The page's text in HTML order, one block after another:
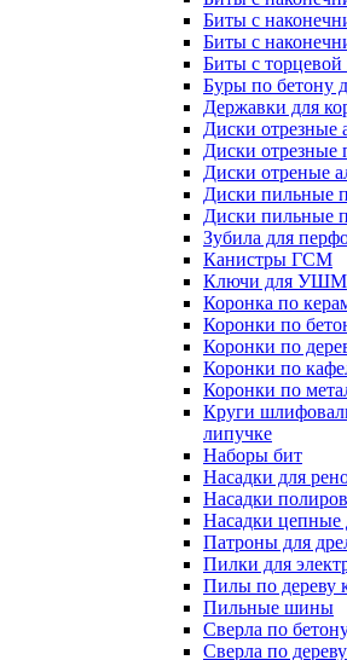
Биты с
Биты с
Биты с торцевой
Буры по бетону
Державки для
Диски отрезные
Диски отрезные
Диски отреные
Диски пильные
Диски пильные
Зубила для
Канистры ГСМ
Ключи для УШМ
Коронка по
Коронки по
Коронки по
Коронки по
Коронки по
Круги
липучке
Наборы бит
Насадки для
Насадки
Насадки
Патроны для
Пилки для
Пилы по дереву
Пильные шины
Сверла по
Сверла по дереву